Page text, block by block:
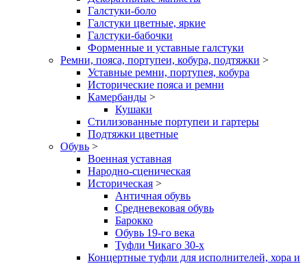
Галстуки-боло
Галстуки цветные, яркие
Галстуки-бабочки
Форменные и уставные галстуки
Ремни, пояса, портупеи, кобура, подтяжки >
Уставные ремни, портупея, кобура
Исторические пояса и ремни
Камербанды >
Кушаки
Стилизованные портупеи и гартеры
Подтяжки цветные
Обувь >
Военная уставная
Народно-сценическая
Историческая >
Античная обувь
Средневековая обувь
Барокко
Обувь 19-го века
Туфли Чикаго 30-х
Концертные туфли для исполнителей, хора и